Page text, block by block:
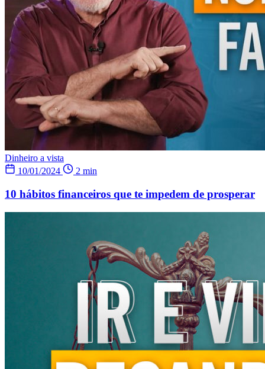
Dinheiro a vista
10/01/2024
2 min
10 hábitos financeiros que te impedem de prosperar